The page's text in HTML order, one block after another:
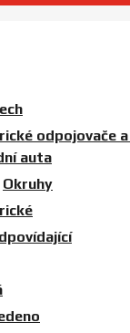
odpojovače
auta
Okruhy